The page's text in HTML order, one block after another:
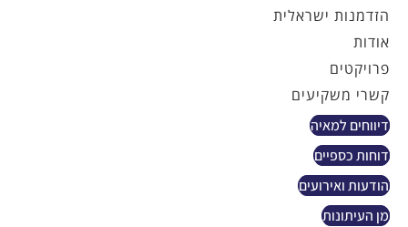
הזדמנות ישראלית
אודות
פרויקטים
קשרי משקיעים
דיווחים למאיה
דוחות כספיים
הודעות ואירועים
מן העיתונות